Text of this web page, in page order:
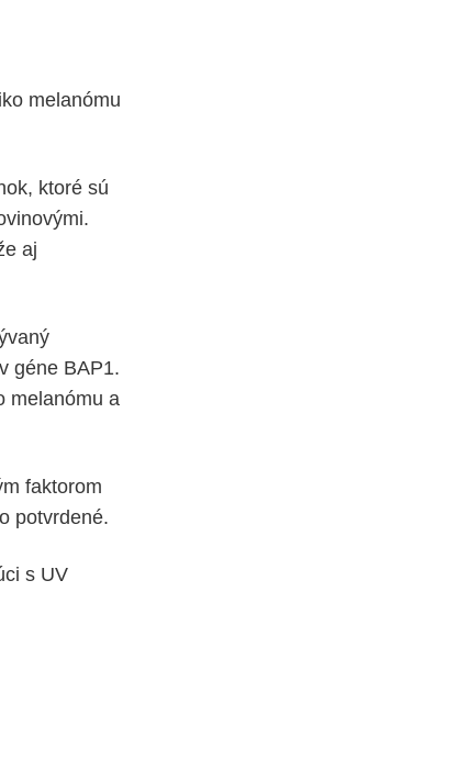
melanómu
ktoré sú
aj
géne BAP1.
melanómu a
faktorom
potvrdené.
s UV